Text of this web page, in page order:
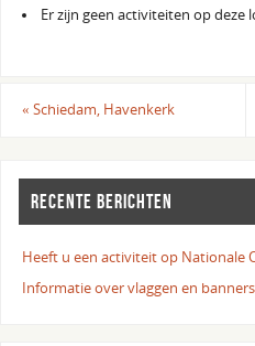
Er zijn geen activiteiten op deze
« Schiedam, Havenkerk
RECENTE BERICHTEN
Heeft u een activiteit op Nationale
Informatie over vlaggen en banners